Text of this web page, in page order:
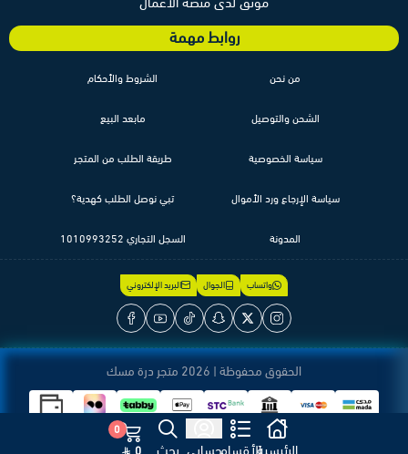
روابط مهمة
من نحن
الشحن والتوصيل
سياسة الخصوصية
سياسة الإرجاع ورد الأموال
المدونة
الشروط والأحكام
مابعد البيع
طريقة الطلب من المتجر
تبي نوصل الطلب كهدية؟
السجل التجاري 1010993252
واتساب الجوال البريد الإلكتروني
الحقوق محفوظة | 2026 متجر درة مسك
0
0